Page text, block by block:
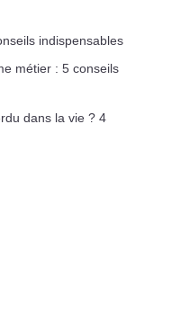
indispensables
métier : 5 conseils
dans la vie ? 4